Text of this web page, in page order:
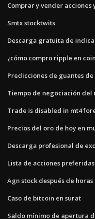
Comprar y vender acciones
Smtx stocktwits
Descarga gratuita de
¿cómo compro ripple en
Predicciones de guantes
Tiempo de negociación del
Trade is disabled in mt4
Precios del oro de hoy en
Descarga profesional de
Lista de acciones
Agn stock después de horas
Caso de bitcoin en surat
Saldo mínimo de apertura